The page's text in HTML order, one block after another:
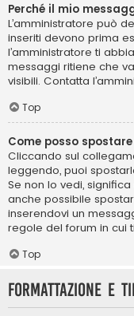
Perché il mio
L’amministratore può
inseriti devono prima
l’amministratore ti
messaggi ritiene che
visibili. Contatta
Top
Come posso
Cliccando sul
leggendo, puoi
Se non lo vedi,
anche possibile
inserendovi un
regole del forum in cui
Top
Formattazione e